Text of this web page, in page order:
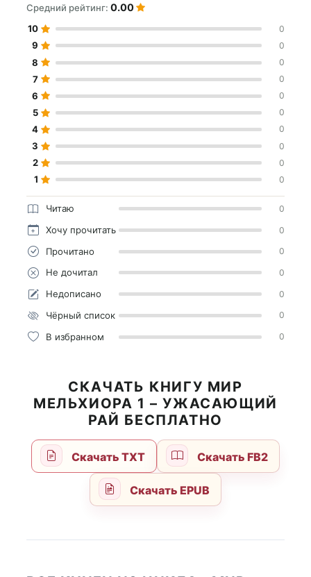
Средний рейтинг: 0.00
10 0
9 0
8 0
7 0
6 0
5 0
4 0
3 0
2 0
1 0
Читаю 0
Хочу прочитать 0
Прочитано 0
Не дочитал 0
Недописано 0
Чёрный список 0
В избранном 0
СКАЧАТЬ КНИГУ МИР
МЕЛЬХИОРА 1 – УЖАСАЮЩИЙ
РАЙ БЕСПЛАТНО
Скачать TXT Скачать FB2
Скачать EPUB